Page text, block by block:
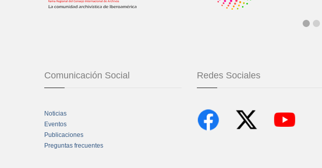
Comunicación Social
Noticias
Eventos
Publicaciones
Preguntas frecuentes
Redes Sociales